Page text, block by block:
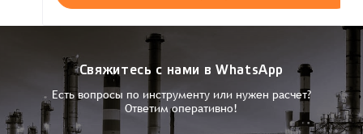
Свяжитесь с нами в WhatsApp
Есть вопросы по инструменту или нужен расчет?
Ответим оперативно!